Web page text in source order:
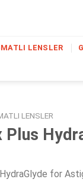
LENSLER
LENSLER
Plus
for